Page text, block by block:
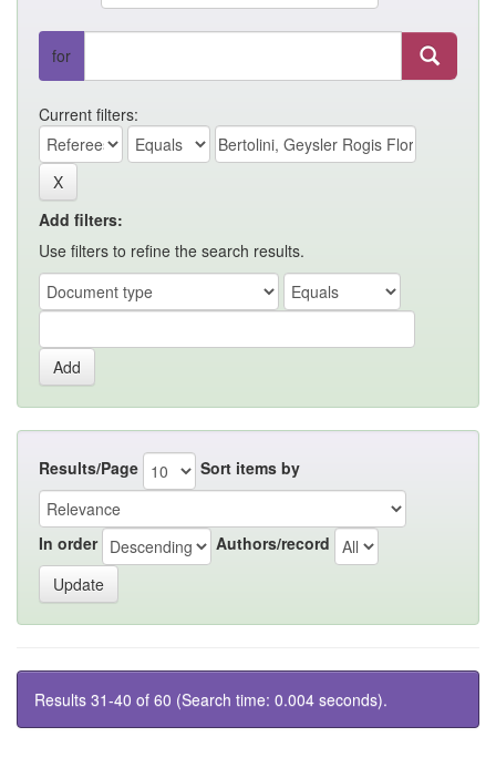
for
Current filters:
Add filters:
Use filters to refine the search results.
Results/Page Sort items by
In order Authors/record
Results 31-40 of 60 (Search time: 0.004 seconds).